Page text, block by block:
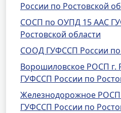
России по Ростовской
СОСП по ОУПД 15 ААС
Ростовской области
СООД ГУФССП России по
Ворошиловское РОСП г.
ГУФССП России по
Железнодорожное РОСП
ГУФССП России по